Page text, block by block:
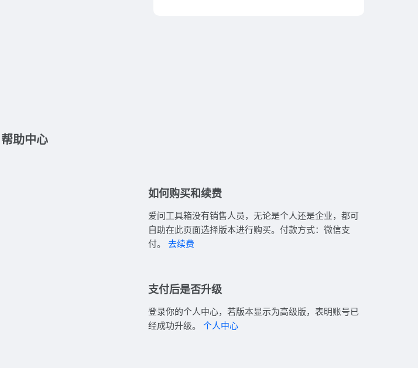
帮助中心
如何购买和续费
爱问工具箱没有销售人员，无论是个人还是企业，都可
自助在此页面选择版本进行购买。付款方式：微信支
付。 去续费
支付后是否升级
登录你的个人中心，若版本显示为高级版，表明账号已
经成功升级。
个人中心